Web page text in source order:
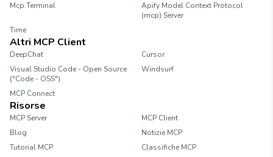
Mcp Terminal
Apify Model Context Protocol
(mcp) Server
Time
Altri MCP Client
DeepChat
Cursor
Visual Studio Code - Open Source
("Code - OSS")
Windsurf
MCP Connect
Risorse
MCP Server
MCP Client
Blog
Notizie MCP
Tutorial MCP
Classifiche MCP